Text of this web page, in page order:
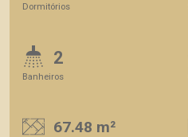
Dormitórios
2
Banheiros
67.48 m²